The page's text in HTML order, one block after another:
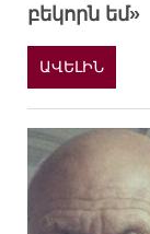
բեկորն եմ»
ԱՎԵԼԻՆ